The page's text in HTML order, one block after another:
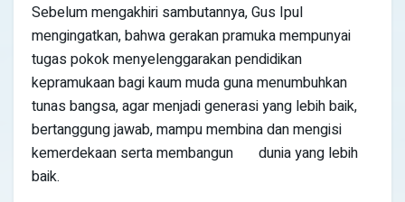
Sebelum mengakhiri sambutannya, Gus Ipul
mengingatkan, bahwa gerakan pramuka mempunyai
tugas pokok menyelenggarakan pendidikan
kepramukaan bagi kaum muda guna menumbuhkan
tunas bangsa, agar menjadi generasi yang lebih baik,
bertanggung jawab, mampu membina dan mengisi
kemerdekaan serta membangun dunia yang lebih
baik.